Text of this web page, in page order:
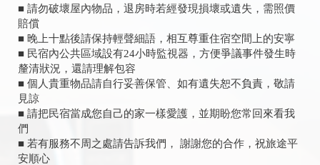
■ 請勿破壞屋內物品，退房時若經發現損壞或遺失，需照價
賠償
■ 晚上十點後請保持輕聲細語，相互尊重住宿空間上的安寧
■ 民宿內公共區域設有24小時監視器，方便爭議事件發生時
釐清狀況，還請理解包容
■ 個人貴重物品請自行妥善保管、如有遺失恕不負責，敬請
見諒
■ 請把民宿當成您自己的家一樣愛護，並期盼您常回來看我
們
■ 若有服務不周之處請告訴我們， 謝謝您的合作，祝旅途平
安順心